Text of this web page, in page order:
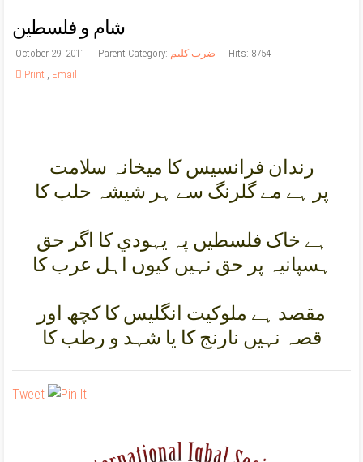
شام و فلسطين
October 29, 2011 Parent Category: ضرب کلیم
Hits: 8754
Print , Email
رندان فرانسيس کا ميخانہ سلامت
پر ہے مے گلرنگ سے ہر شيشہ حلب کا
ہے خاک فلسطيں پہ يہودي کا اگر حق
ہسپانيہ پر حق نہيں کيوں اہل عرب کا
مقصد ہے ملوکيت انگليس کا کچھ اور
قصہ نہيں نارنج کا يا شہد و رطب کا
Tweet